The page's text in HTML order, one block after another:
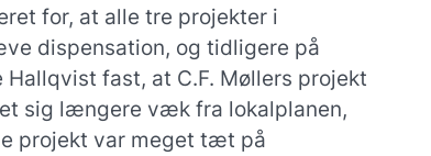
for, at alle tre projekter i
dispensation, og tidligere på
Hallqvist fast, at C.F. Møllers projekt
sig længere væk fra lokalplanen,
projekt var meget tæt på